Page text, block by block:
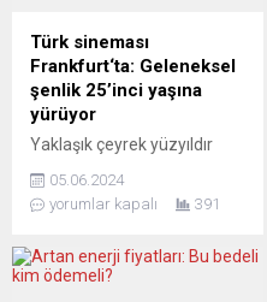
saman balyalarına çarpan
araçların kaza yaptığı
bildirildi. Zincirleme kaza
sebebiyle herhangi bir can
kaybı ve yaralı olmadığı
aktarılan açıklamada,...
Türk sineması
Frankfurt‘ta: Geleneksel
şenlik 25’inci yaşına
yürüyor
Yaklaşık çeyrek yüzyıldır
Frankfurt Türk Film
Festivali’nde, daha önceki
sinemasına emek veren
05.06.2024
yorumlar kapalı
391